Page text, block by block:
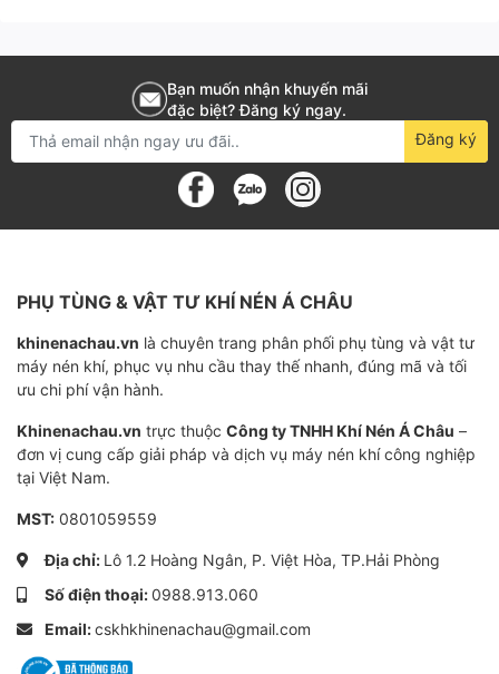
Bạn muốn nhận khuyến mãi
đặc biệt? Đăng ký ngay.
Đăng ký
PHỤ TÙNG & VẬT TƯ KHÍ NÉN Á CHÂU
khinenachau.vn là chuyên trang phân phối phụ tùng và vật tư
máy nén khí, phục vụ nhu cầu thay thế nhanh, đúng mã và tối
ưu chi phí vận hành.
Khinenachau.vn trực thuộc Công ty TNHH Khí Nén Á Châu –
đơn vị cung cấp giải pháp và dịch vụ máy nén khí công nghiệp
tại Việt Nam.
MST: 0801059559
Địa chỉ: Lô 1.2 Hoàng Ngân, P. Việt Hòa, TP.Hải Phòng
Số điện thoại:0988.913.060
Email:cskhkhinenachau@gmail.com